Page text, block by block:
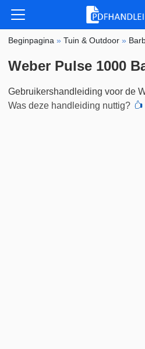
Beginpagina »Tuin & Outdoor »
Weber Pulse 1000
Gebruikershandleiding voor de
Was deze handleiding nuttig?